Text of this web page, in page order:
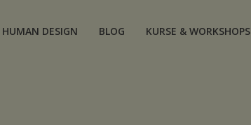
HUMAN DESIGN BLOG KURSE & WORKSHOPS